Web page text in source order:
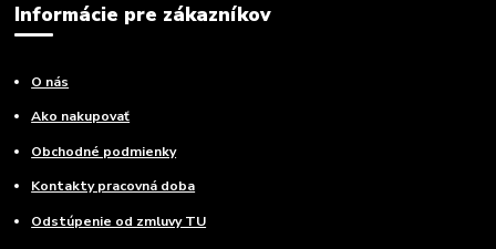
Informácie pre zákazníkov
O nás
Ako nakupovať
Obchodné podmienky
Kontakty pracovná doba
Odstúpenie od zmluvy TU